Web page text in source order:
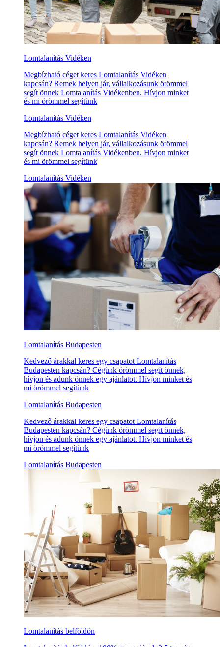
Lomtalanítás Vidéken
Megbízható céget keres Lomtalanítás Vidéken
kapcsán? Remek helyen jár, vállalkozásunk örömmel
segít önnek Lomtalanítás Vidékenben. Hívjon minket
és mi örömmel segítünk
Lomtalanítás Vidéken
Megbízható céget keres Lomtalanítás Vidéken
kapcsán? Remek helyen jár, vállalkozásunk örömmel
segít önnek Lomtalanítás Vidékenben. Hívjon minket
és mi örömmel segítünk
Lomtalanítás Vidéken
Lomtalanítás Budapesten
Kedvező árakkal keres egy csapatot Lomtalanítás
Budapesten kapcsán? Cégünk örömmel segít önnek,
hívjon és adunk önnek egy ajánlatot. Hívjon minket és
mi örömmel segítünk
Lomtalanítás Budapesten
Kedvező árakkal keres egy csapatot Lomtalanítás
Budapesten kapcsán? Cégünk örömmel segít önnek,
hívjon és adunk önnek egy ajánlatot. Hívjon minket és
mi örömmel segítünk
Lomtalanítás Budapesten
Lomtalanítás belföldön